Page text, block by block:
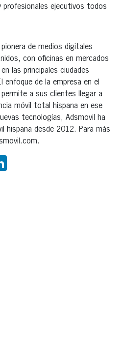
profesionales ejecutivos todos
de medios digitales
con oficinas en mercados
las principales ciudades
enfoque de la empresa en el
permite a sus clientes llegar a
móvil total hispana en ese
tecnologías, Adsmovil ha
hispana desde 2012. Para más